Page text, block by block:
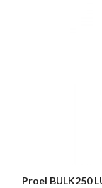
Proel BULK250